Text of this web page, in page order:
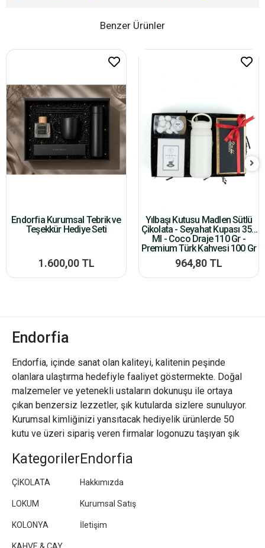
Benzer Ürünler
Endorfia Kurumsal Tebrik ve
Teşekkür Hediye Seti
1.600,00 TL
Yılbaşı Kutusu Madlen Sütlü
Çikolata - Seyahat Kupası 350
Ml - Coco Draje 110 Gr -
Premium Türk Kahvesi 100 Gr
964,80 TL
Endorfia
Endorfia, içinde sanat olan kaliteyi, kalitenin peşinde
olanlara ulaştırma hedefiyle faaliyet göstermekte. Doğal
malzemeler ve yetenekli ustaların dokunuşu ile ortaya
çıkan benzersiz lezzetler, şık kutularda sizlere sunuluyor.
Kurumsal kimliğinizi yansıtacak hediyelik ürünlerde 50
kutu ve üzeri sipariş veren firmalar logonuzu taşıyan şık
Kategoriler
ÇİKOLATA
LOKUM
KOLONYA
KAHVE & ÇAY
Endorfia
Hakkımızda
Kurumsal Satış
İletişim